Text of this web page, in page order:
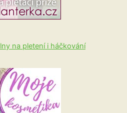
na pletení i háčkování